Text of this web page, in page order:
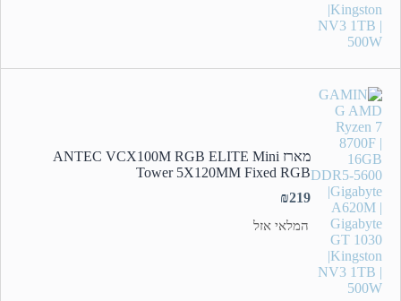
מארז ANTEC VCX100M RGB ELITE Mini
Tower 5X120MM Fixed RGB
₪219
המלאי אזל